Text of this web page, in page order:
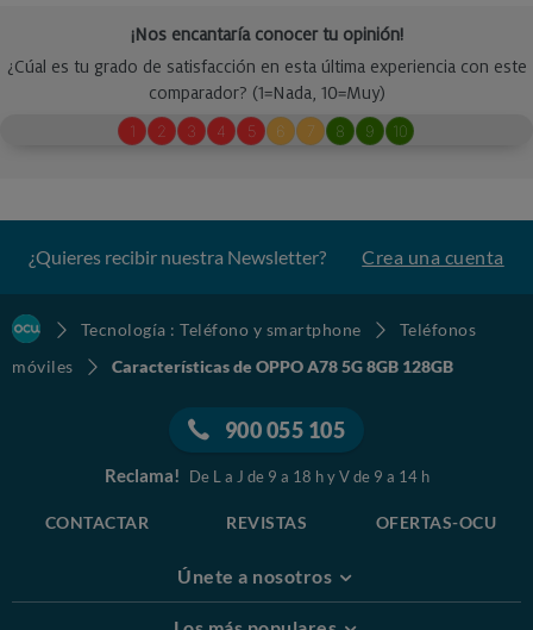
¿Quieres recibir nuestra Newsletter? Crea una cuenta
Tecnología : Teléfono y smartphone
Teléfonos
móviles
Características de OPPO A78 5G 8GB 128GB
900 055 105
Reclama! De L a J de 9 a 18 h y V de 9 a 14 h
CONTACTAR REVISTAS OFERTAS-OCU
Únete a nosotros